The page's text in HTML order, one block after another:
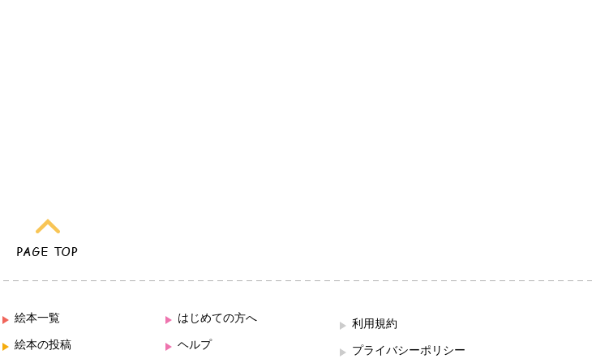
絵本一覧
絵本の投稿
はじめての方へ
ヘルプ
利用規約
プライバシーポリシー